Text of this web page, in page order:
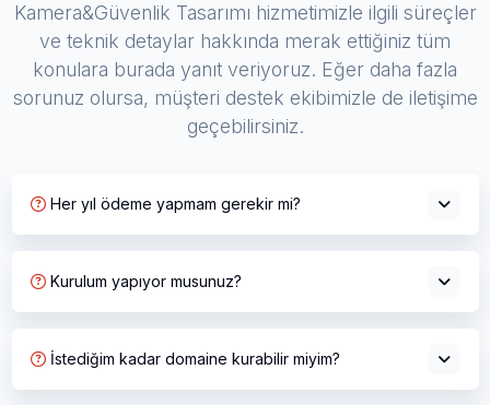
Kamera&Güvenlik Tasarımı hizmetimizle ilgili süreçler
ve teknik detaylar hakkında merak ettiğiniz tüm
konulara burada yanıt veriyoruz. Eğer daha fazla
sorunuz olursa, müşteri destek ekibimizle de iletişime
geçebilirsiniz.
Her yıl ödeme yapmam gerekir mi?
Kurulum yapıyor musunuz?
İstediğim kadar domaine kurabilir miyim?